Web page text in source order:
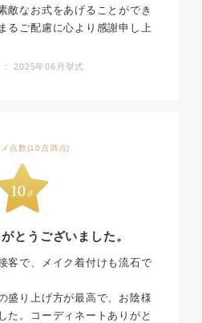
敵なお式をあげることができ
るご配慮に心より感謝申し上
2025年06月挙式
メ点数(10点満点)
とうございました。
客で、メイク着付けも流石で
盛り上げ方が最高で、お陰様
た。コーディネートありがと